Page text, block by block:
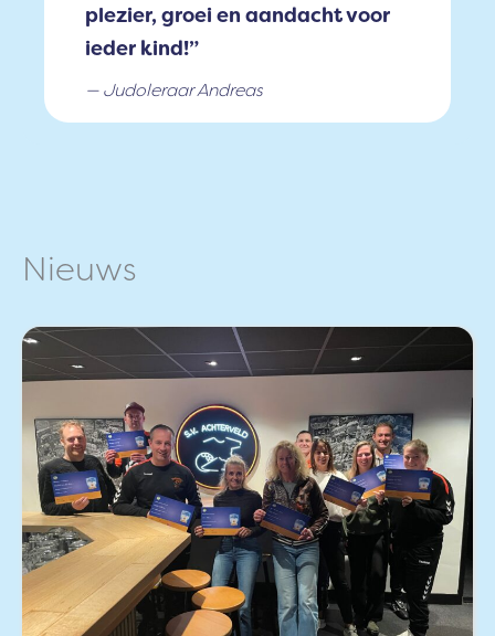
plezier, groei en aandacht voor
ieder kind!”
Judoleraar Andreas
Nieuws